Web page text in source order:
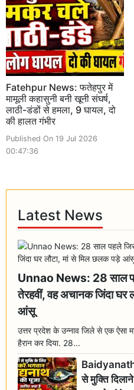
Fatehpur News: फतेहपुर में
मामूली कहासुनी बनी खूनी संघर्ष,
लाठी-डंडों से हमला, 9 घायल, दो
की हालत गंभीर
Published On 19 Jul 2026
00:47:36
Latest News
Unnao News: 28 साल
तेरहवीं, वह अचानक जिंदा घर
आंसू
उत्तर प्रदेश के उन्नाव जिले से एक ऐसा
हैरान कर दिया. 28...
से मुक्ति दिलाने